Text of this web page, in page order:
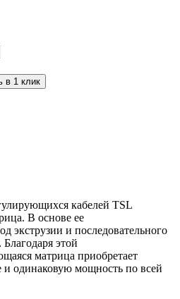
в 1 клик
кабелей TSL
В основе ее
экструзии и последовательного
этой
матрица приобретает
и одинаковую мощность по всей